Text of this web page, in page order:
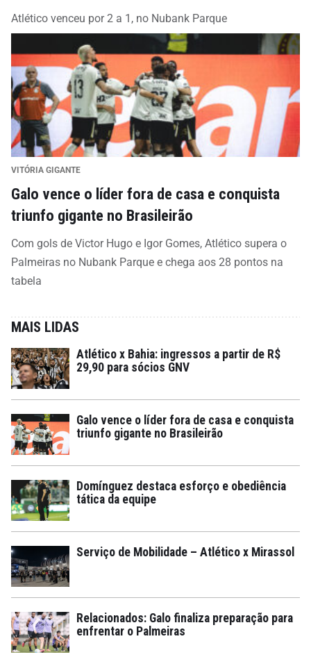
Atlético venceu por 2 a 1, no Nubank Parque
VITÓRIA GIGANTE
Galo vence o líder fora de casa e conquista
triunfo gigante no Brasileirão
Com gols de Victor Hugo e Igor Gomes, Atlético supera o
Palmeiras no Nubank Parque e chega aos 28 pontos na
tabela
MAIS LIDAS
Atlético x Bahia: ingressos a partir de R$
29,90 para sócios GNV
Galo vence o líder fora de casa e conquista
triunfo gigante no Brasileirão
Domínguez destaca esforço e obediência
tática da equipe
Serviço de Mobilidade – Atlético x Mirassol
Relacionados: Galo finaliza preparação para
enfrentar o Palmeiras